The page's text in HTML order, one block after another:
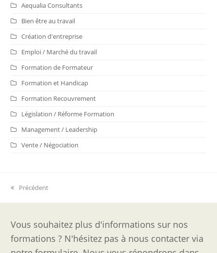
Aequalia Consultants
Bien être au travail
Création d'entreprise
Emploi / Marché du travail
Formation de Formateur
Formation et Handicap
Formation Recouvrement
Législation / Réforme Formation
Management / Leadership
Vente / Négociation
previous
Précédent
Vous souhaitez plus d'informations sur nos
formations ? N'hésitez pas à nous contacter via